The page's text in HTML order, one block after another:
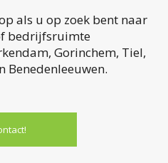
als u op zoek bent naar
bedrijfsruimte
Gorinchem, Tiel,
Benedenleeuwen.